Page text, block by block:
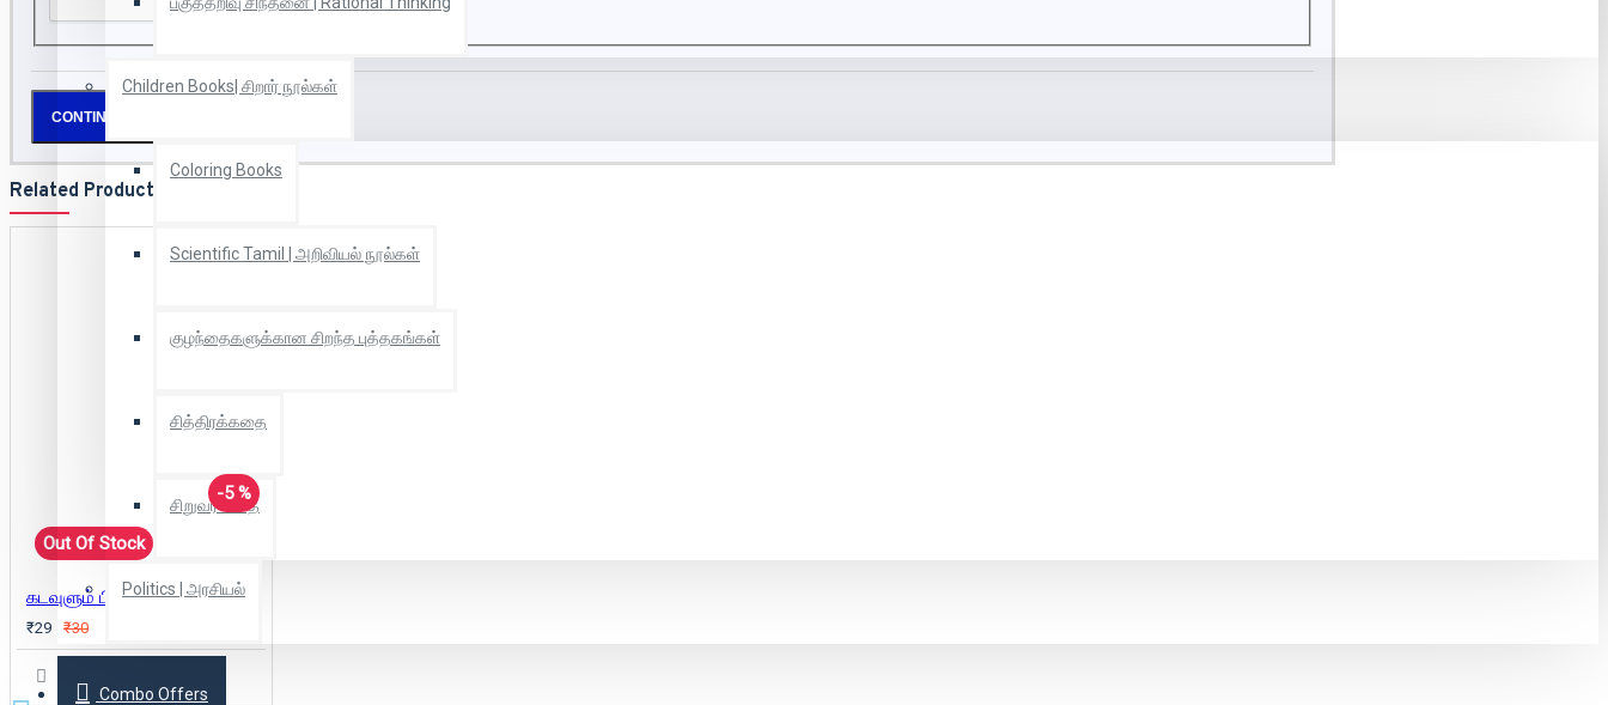
Children Books| சிறார் நூல்கள்
Coloring Books
Scientific Tamil | அறிவியல் நூல்கள்
குழந்தைகளுக்கான சிறந்த புத்தகங்கள்
சித்திரக்கதை
சிறுவர் கதை
Politics | அரசியல்
Combo Offers
CONTINUE
Related Products
-5 %
Out Of Stock
கடவுளும் பிரபஞ்சமும்
₹29 ₹30